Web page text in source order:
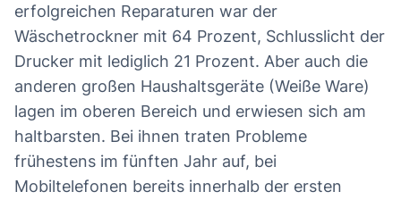
erfolgreichen Reparaturen war der
Wäschetrockner mit 64 Prozent, Schlusslicht der
Drucker mit lediglich 21 Prozent. Aber auch die
anderen großen Haushaltsgeräte (Weiße Ware)
lagen im oberen Bereich und erwiesen sich am
haltbarsten. Bei ihnen traten Probleme
frühestens im fünften Jahr auf, bei
Mobiltelefonen bereits innerhalb der ersten